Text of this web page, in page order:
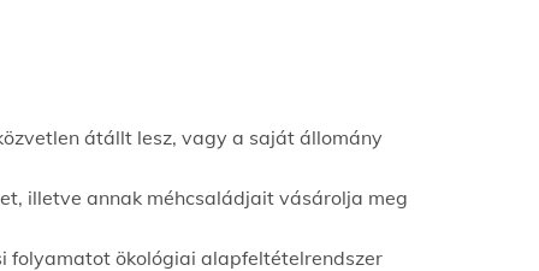
átállt lesz, vagy a saját állomány
illetve annak méhcsaládjait vásárolja meg
folyamatot ökológiai alapfeltételrendszer